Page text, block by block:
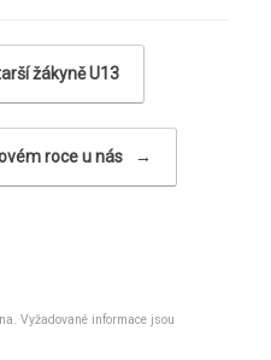
žákyně U13
roce u nás →
Vyžadované informace jsou